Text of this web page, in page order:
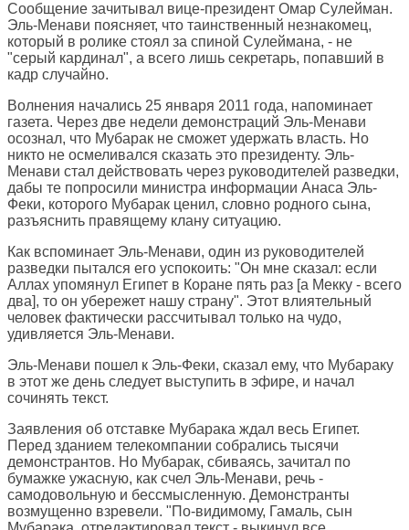
Сообщение зачитывал вице-президент Омар Сулейман.
Эль-Менави поясняет, что таинственный незнакомец,
который в ролике стоял за спиной Сулеймана, - не
"серый кардинал", а всего лишь секретарь, попавший в
кадр случайно.
Волнения начались 25 января 2011 года, напоминает
газета. Через две недели демонстраций Эль-Менави
осознал, что Мубарак не сможет удержать власть. Но
никто не осмеливался сказать это президенту. Эль-
Менави стал действовать через руководителей разведки,
дабы те попросили министра информации Анаса Эль-
Феки, которого Мубарак ценил, словно родного сына,
разъяснить правящему клану ситуацию.
Как вспоминает Эль-Менави, один из руководителей
разведки пытался его успокоить: "Он мне сказал: если
Аллах упомянул Египет в Коране пять раз [а Мекку - всего
два], то он убережет нашу страну". Этот влиятельный
человек фактически рассчитывал только на чудо,
удивляется Эль-Менави.
Эль-Менави пошел к Эль-Феки, сказал ему, что Мубараку
в этот же день следует выступить в эфире, и начал
сочинять текст.
Заявления об отставке Мубарака ждал весь Египет.
Перед зданием телекомпании собрались тысячи
демонстрантов. Но Мубарак, сбиваясь, зачитал по
бумажке ужасную, как счел Эль-Менави, речь -
самодовольную и бессмысленную. Демонстранты
возмущенно взревели. "По-видимому, Гамаль, сын